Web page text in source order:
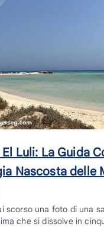
Luli: La Guida
Nascosta delle
scorso una foto di una
che si dissolve in